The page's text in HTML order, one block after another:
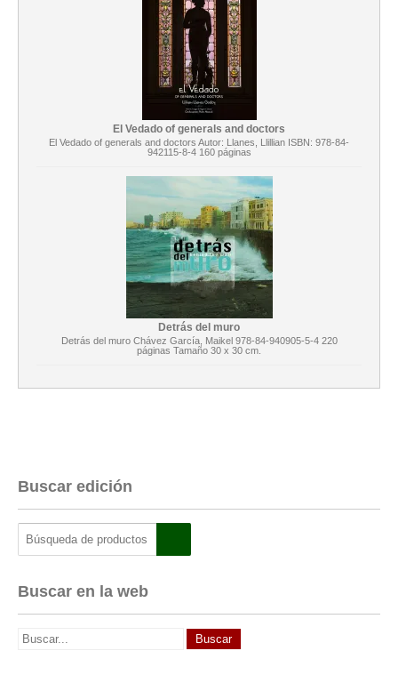
El Vedado of generals and doctors
El Vedado of generals and doctors Autor: Llanes, Llillian ISBN: 978-84-
942115-8-4 160 páginas
Detrás del muro
Detrás del muro Chávez García, Maikel 978-84-940905-5-4 220
páginas Tamaño 30 x 30 cm.
Buscar edición
Buscar en la web